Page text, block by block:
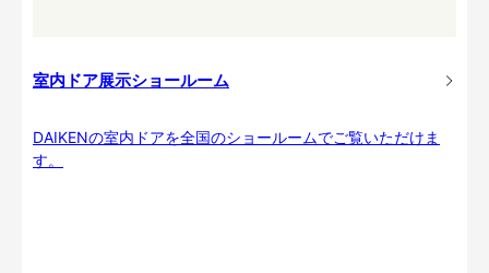
室内ドア展示ショールーム
DAIKENの室内ドアを全国のショールームでご覧いただけま
す。